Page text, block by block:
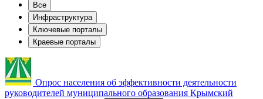
Все
Инфраструктура
Ключевые порталы
Краевые порталы
Опрос населения об эффективности деятельности
руководителей муниципального образования Крымский